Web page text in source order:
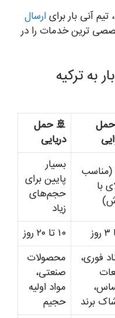
تیم آنی بار برایارسال
ترین خدمات را در
به ترکیه
🚢 حمل
دریایی
(مناسب
با
بسیار
پایین برای
حجم‌های
زیاد
۱۰ تا ۲۰ روز
فوری،
برند
محصولات
صنعتی،
مواد اولیه
حجیم